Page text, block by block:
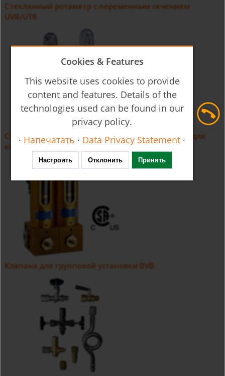
Стеклянный ротаметр с переменным сечением
UVR/UTR
Стеклянный ротаметр с переменным сечением для
компрессоров UTS
Клапана для групповой установки BVB
Cookies & Features
This website uses cookies to provide
content and features. Details of the
technologies used can be found in our
privacy policy.
· Напечатать · Data Privacy Statement ·
Настроить Отклонить Принять